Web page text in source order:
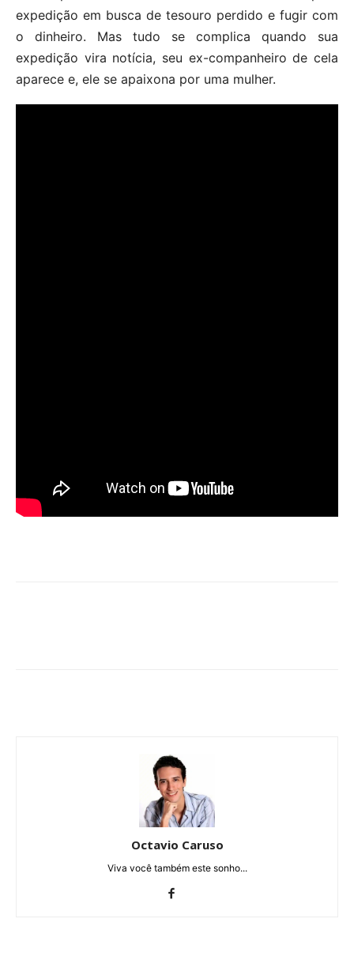
expedição em busca de tesouro perdido e fugir com
o dinheiro. Mas tudo se complica quando sua
expedição vira notícia, seu ex-companheiro de cela
aparece e, ele se apaixona por uma mulher.
Octavio Caruso
Viva você também este sonho...